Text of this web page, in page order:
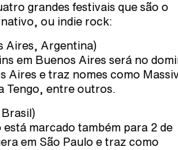
grandes festivais que são o
ou indie rock:
Aires, Argentina)
em Buenos Aires será no
Aires e traz nomes como
Tengo, entre outros.
marcado também para 2 de
em São Paulo e traz como